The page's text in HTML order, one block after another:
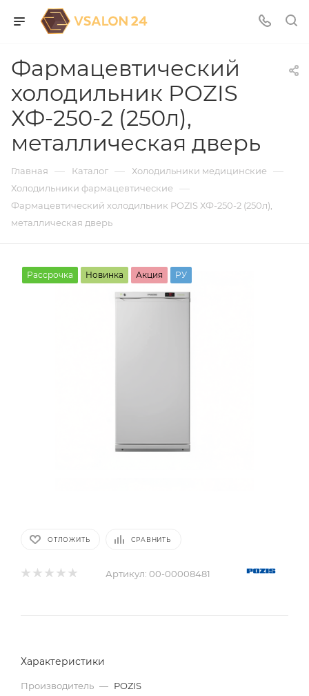
Фармацевтический
холодильник POZIS
ХФ-250-2 (250л),
металлическая дверь
Главная — Каталог — Холодильники медицинские —
Холодильники фармацевтические —
Фармацевтический холодильник POZIS ХФ-250-2 (250л),
металлическая дверь
Рассрочка Новинка Акция РУ
ОТЛОЖИТЬ СРАВНИТЬ
Артикул: 00-00008481
Характеристики
Производитель — POZIS